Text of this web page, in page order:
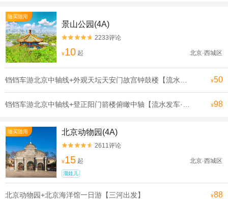
随买随用
景山公园(4A)

 2233评论
¥10 起 北京·西城区
¥50
¥98
随买随用 北京动物园(4A)

 2611评论
¥15 起 北京·西城区
溜娃儿
北京动物园+北京海洋馆一日游【三河出发】 ¥88